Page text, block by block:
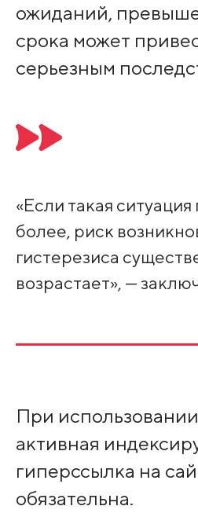
ожиданий,
срока может
серьезным
«Если такая
более, риск
гистерезиса
возрастает», —
При
активная
гиперссылка на
обязательна.